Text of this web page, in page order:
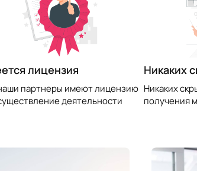
лицензия
партнеры имеют лицензию
деятельности
Никаких
Никаких
получения